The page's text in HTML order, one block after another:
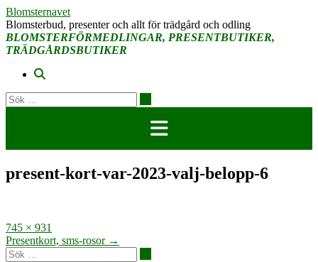
Hoppa
till
innehåll
Blomsternavet
Blomsterbud, presenter och allt för trädgård och odling
BLOMSTERFÖRMEDLINGAR, PRESENTBUTIKER,
TRÄDGÅRDSBUTIKER
present-kort-var-2023-valj-belopp-6
Full
storlek
745 × 931
Inläggsnavigering
Presentkort, sms-rosor →